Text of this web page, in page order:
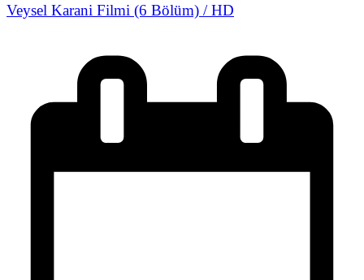
Veysel Karani Filmi (6 Bölüm) / HD